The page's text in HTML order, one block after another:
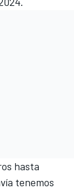
hasta
tenemos